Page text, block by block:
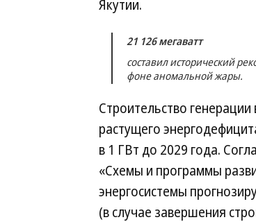
Якутии.
21 126 мегаватт
составил исторический
фоне аномальной жары.
Строительство
растущего
в 1 ГВт до 2029 года.
«Схемы и программы
энергосистемы
(в случае завершения